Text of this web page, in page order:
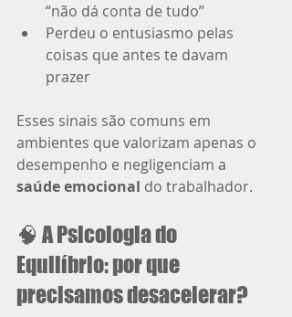
“não dá conta de tudo”
Perdeu o entusiasmo pelas
coisas que antes te davam
prazer
Esses sinais são comuns em
ambientes que valorizam apenas o
desempenho e negligenciam a
saúde emocional do trabalhador.
🧠 A Psicologia do
Equilíbrio: por que
precisamos desacelerar?